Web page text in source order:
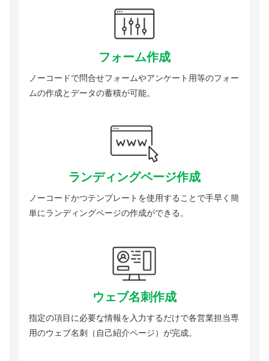
フォーム作成
ノーコードで問合せフォームやアンケート用等のフォー
ムの作成とデータの蓄積が可能。
ランディングページ作成
ノーコードかつテンプレートを使用することで手早く簡
単にランディングページの作成ができる。
ウェブ名刺作成
指定の項目に必要な情報を入力するだけで各営業担当専
用のウェブ名刺（自己紹介ページ）が完成。